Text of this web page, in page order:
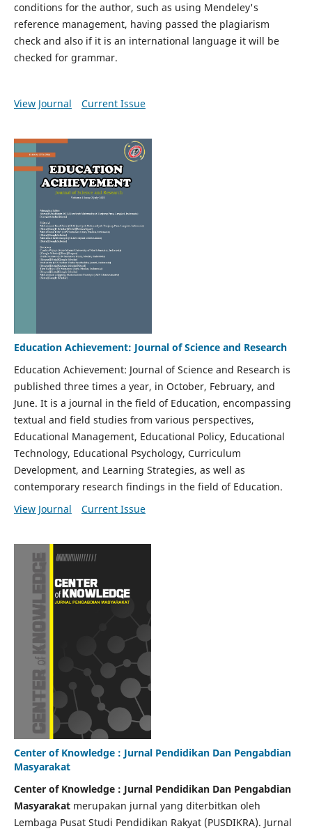
conditions for the author, such as using Mendeley's
reference management, having passed the plagiarism
check and also if it is an international language it will be
checked for grammar.
View Journal Current Issue
Education Achievement: Journal of Science and Research
Education Achievement: Journal of Science and Research is
published three times a year, in October, February, and
June. It is a journal in the field of Education, encompassing
textual and field studies from various perspectives,
Educational Management, Educational Policy, Educational
Technology, Educational Psychology, Curriculum
Development, and Learning Strategies, as well as
contemporary research findings in the field of Education.
View Journal
Current Issue
Center of Knowledge : Jurnal Pendidikan Dan Pengabdian
Masyarakat
Center of Knowledge : Jurnal Pendidikan Dan Pengabdian
Masyarakatmerupakan jurnal yang diterbitkan oleh
Lembaga Pusat Studi Pendidikan Rakyat (PUSDIKRA). Jurnal